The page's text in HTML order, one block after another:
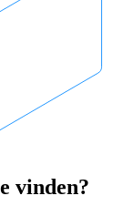
vinden?